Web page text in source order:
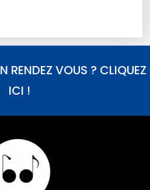
RENDEZ VOUS ? CLIQUEZ
ICI !